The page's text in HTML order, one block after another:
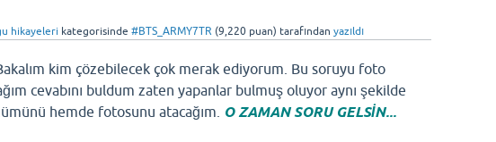
hikayeleri kategorisinde #BTS_ARMY7TR (9,220 puan) tarafından yazıldı
kim çözebilecek çok merak ediyorum. Bu soruyu foto
cevabını buldum zaten yapanlar bulmuş oluyor aynı şekilde
hemde fotosunu atacağım.
O ZAMAN SORU GELSİN...